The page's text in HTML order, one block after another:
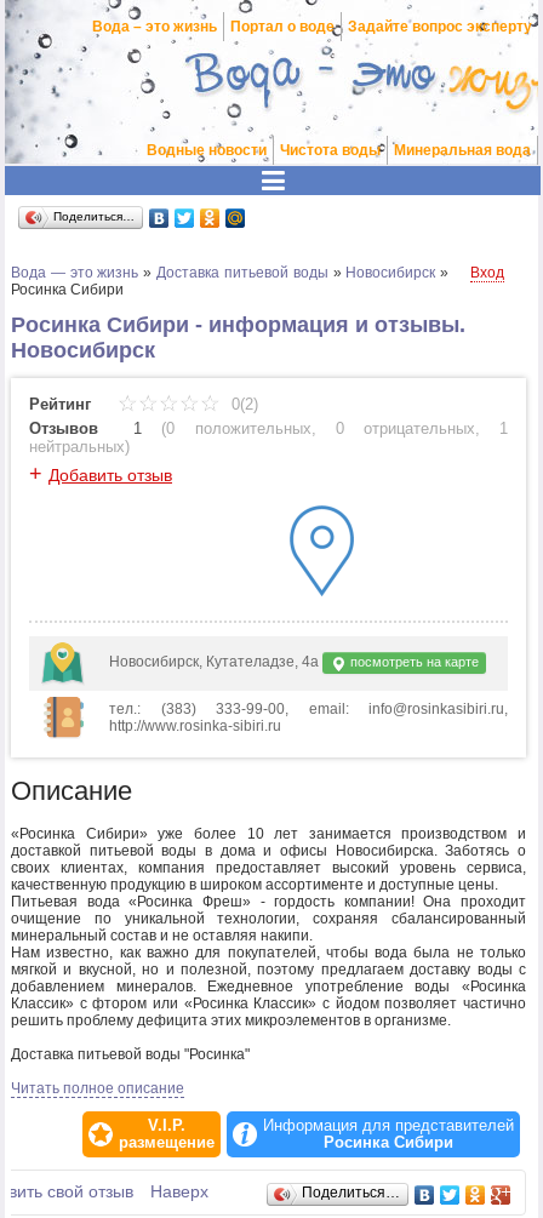
Вода – это жизнь Портал о воде Задайте вопрос эксперту
Водные новости Чистота воды Минеральная вода
Поделиться…
Вода — это жизнь »Доставка питьевой воды » Новосибирск »
Росинка Сибири
Вход
Росинка Сибири - информация и отзывы.
Новосибирск
Рейтинг
0(2)
Отзывов
1 (0 положительных, 0 отрицательных, 1
нейтральных)
+ Добавить отзыв
Новосибирск, Кутателадзе, 4а посмотреть на карте
тел.: (383) 333-99-00, email: info@rosinkasibiri.ru,
http://www.rosinka-sibiri.ru
Описание
«Росинка Сибири» уже более 10 лет занимается производством и
доставкой питьевой воды в дома и офисы Новосибирска. Заботясь о
своих клиентах, компания предоставляет высокий уровень сервиса,
качественную продукцию в широком ассортименте и доступные цены.
Питьевая вода «Росинка Фреш» - гордость компании! Она проходит
очищение по уникальной технологии, сохраняя сбалансированный
минеральный состав и не оставляя накипи.
Нам известно, как важно для покупателей, чтобы вода была не только
мягкой и вкусной, но и полезной, поэтому предлагаем доставку воды с
добавлением минералов. Ежедневное употребление воды «Росинка
Классик» с фтором или «Росинка Классик» с йодом позволяет частично
решить проблему дефицита этих микроэлементов в организме.
Доставка питьевой воды "Росинка"
Доставка питьевой воды в Новосибирске - это качественный и удобный
Вы можете заказать питьевую воду с доставкой в офис или на дом
абсолютно бесплатно;
Заказывая питьевую воду, потребитель в считанные часы получает не
только вкусный и качественный продукт, но и оборудование для более
комфортного употребления и хранения воды - кулеры, помпы,
стаканодержатели, стеллажи, подставки;
Читать полное описание
V.I.P.
размещение
Информация для представителей
Росинка Сибири
Отзывы
свой отзыв Наверх Поделиться…